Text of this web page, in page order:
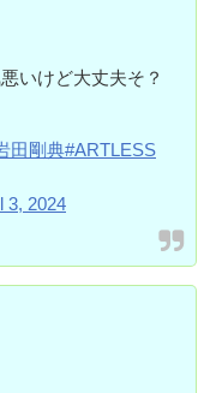
いけど大丈夫そ？
田剛典#ARTLESS
3, 2024